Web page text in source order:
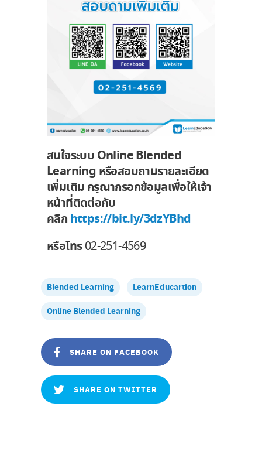
สนใจระบบ Online Blended
Learning หรือสอบถามรายละเอียด
เพิ่มเติม กรุณากรอกข้อมูลเพื่อให้เจ้า
หน้าที่ติดต่อกับ
คลิก https://bit.ly/3dzYBhd
หรือโทร02-251-4569
Blended Learning
LearnEducartion
Online Blended Learning
SHARE ON FACEBOOK
SHARE ON TWITTER